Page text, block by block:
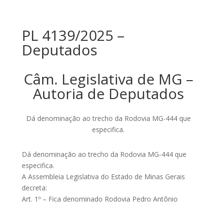
PL 4139/2025 –
Deputados
Câm. Legislativa de MG –
Autoria de Deputados
Dá denominação ao trecho da Rodovia MG-444 que
especifica.
Dá denominação ao trecho da Rodovia MG-444 que
especifica.
A Assembleia Legislativa do Estado de Minas Gerais
decreta:
Art. 1º – Fica denominado Rodovia Pedro Antônio